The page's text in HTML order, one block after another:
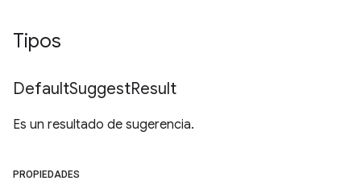
Tipos
DefaultSuggestResult
Es un resultado de sugerencia.
PROPIEDADES